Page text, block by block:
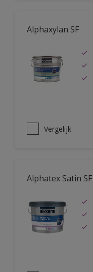
Alphaxylan SF
Vergelijk
Alphatex Satin SF